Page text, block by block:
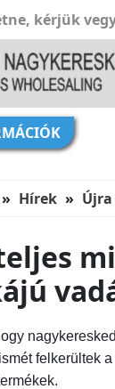
kérjük
Hírek
felkerültek